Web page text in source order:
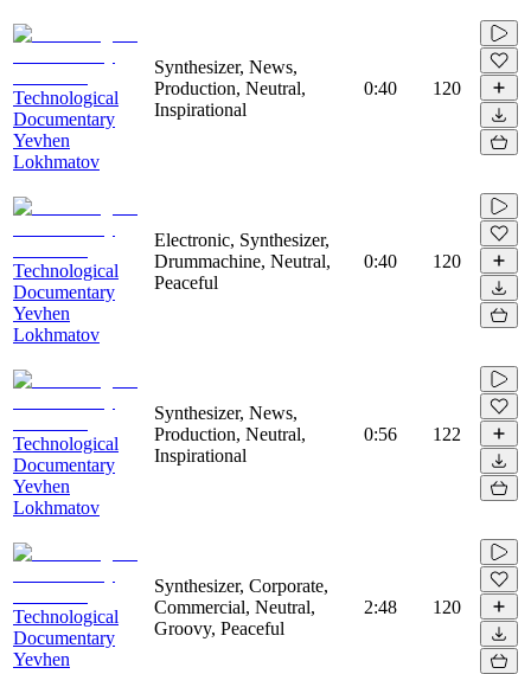
Technological
Documentary
Yevhen
Lokhmatov
Synthesizer, News,
Production, Neutral,
Inspirational
0:40 120
Technological
Documentary
Yevhen
Lokhmatov
Electronic, Synthesizer,
Drummachine, Neutral,
Peaceful
0:40 120
Technological
Documentary
Yevhen
Lokhmatov
Synthesizer, News,
Production, Neutral,
Inspirational
0:56 122
Technological
Documentary
Yevhen
Synthesizer, Corporate,
Commercial, Neutral,
Groovy, Peaceful
2:48 120